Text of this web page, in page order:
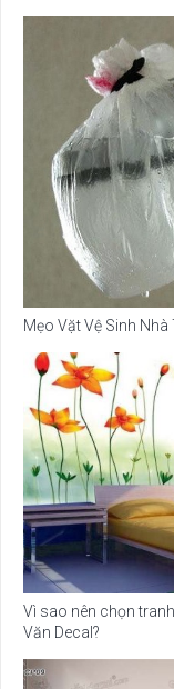
Mẹo Vặt Vệ Sinh Nhà
Vì sao nên chọn
Văn Decal?